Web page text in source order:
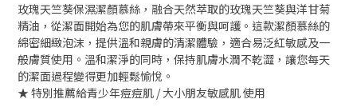
玫瑰天竺葵保濕潔顏慕絲，融合天然萃取的玫瑰天竺葵與洋甘菊
精油，從潔面開始為您的肌膚帶來平衡與呵護。這款潔顏慕絲的
綿密細緻泡沫，提供溫和親膚的清潔體驗，適合易泛紅敏感及一
般膚質使用。溫和潔淨的同時，保持肌膚水潤不乾澀，讓您每天
的潔面過程變得更加輕鬆愉悅。
★ 特別推薦給青少年痘痘肌 / 大小朋友敏感肌 使用